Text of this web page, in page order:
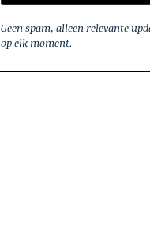
Geen spam, alleen relevante
op elk moment.